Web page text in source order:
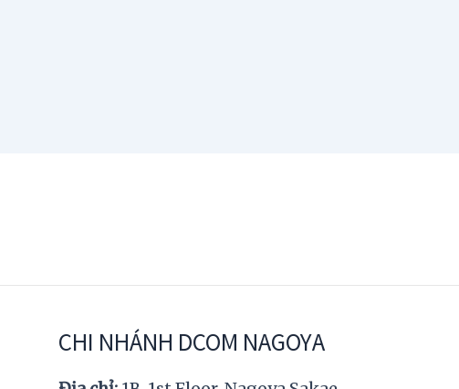
CHI NHÁNH DCOM NAGOYA